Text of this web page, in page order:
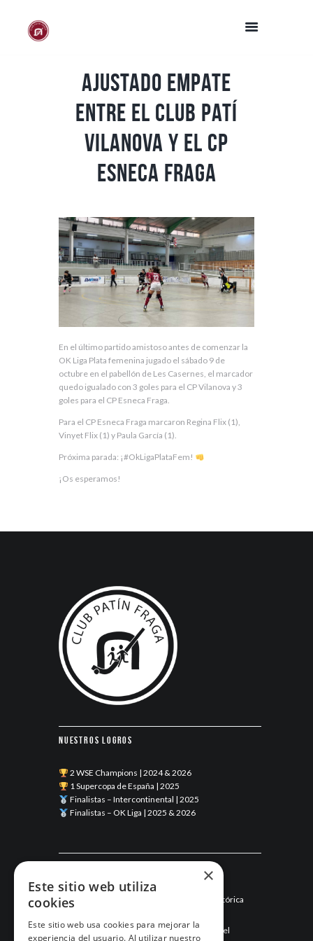
Ajustado empate
entre el Club Patí
Vilanova y el CP
Esneca Fraga
En el último partido amistoso antes de comenzar la
OK Liga Plata femenina jugado el sábado 9 de
octubre en el pabellón de Les Casernes, el marcador
quedo igualado con 3 goles para el CP Vilanova y 3
goles para el CP Esneca Fraga.
Para el CP Esneca Fraga marcaron Regina Flix (1),
Vinyet Flix (1) y Paula García (1).
Próxima parada: ¡#OkLigaPlataFem!
¡Os esperamos!
Nuestros logros
2 WSE Champions | 2024 & 2026
1 Supercopa de España | 2025
Finalistas – Intercontinental | 2025
Finalistas – OK Liga | 2025 & 2026
Esneca Fraga junio 2026: una temporada histórica
Mayo de 2026: el mes que hizo historia para el
×
Este sitio web utiliza
cookies
Este sitio web usa cookies para mejorar la
experiencia del usuario. Al utilizar nuestro